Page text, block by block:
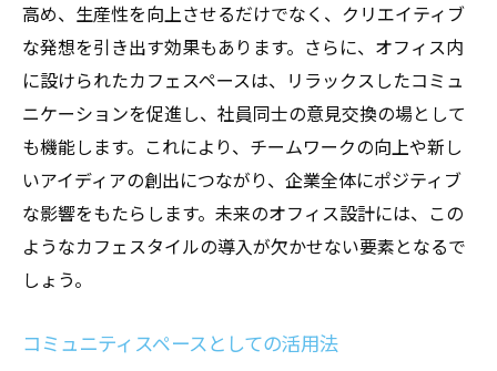
高め、生産性を向上させるだけでなく、クリエイティブ
な発想を引き出す効果もあります。さらに、オフィス内
に設けられたカフェスペースは、リラックスしたコミュ
ニケーションを促進し、社員同士の意見交換の場として
も機能します。これにより、チームワークの向上や新し
いアイディアの創出につながり、企業全体にポジティブ
な影響をもたらします。未来のオフィス設計には、この
ようなカフェスタイルの導入が欠かせない要素となるで
しょう。
コミュニティスペースとしての活用法